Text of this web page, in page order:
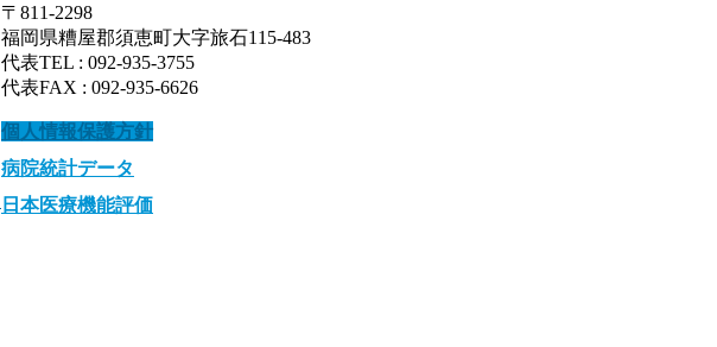
〒811-2298
福岡県糟屋郡須恵町大字旅石115-483
代表TEL : 092-935-3755
代表FAX : 092-935-6626
個人情報保護方針
病院統計データ
日本医療機能評価